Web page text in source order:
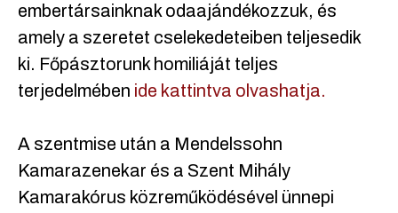
embertársainknak odaajándékozzuk, és
amely a szeretet cselekedeteiben teljesedik
ki. Főpásztorunk homiliáját teljes
terjedelmében ide kattintva olvashatja.
A szentmise után a Mendelssohn
Kamarazenekar és a Szent Mihály
Kamarakórus közreműködésével ünnepi